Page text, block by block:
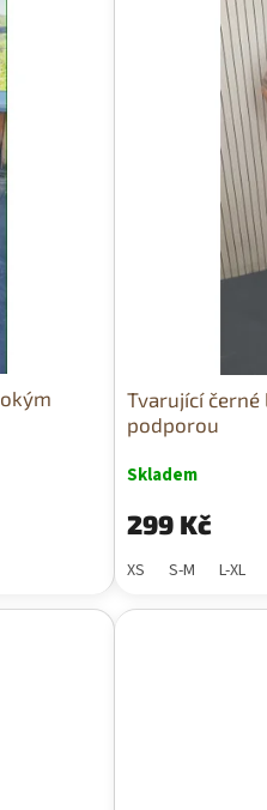
Tvarující
podporou
Skladem
299 Kč
XS S-M L-XL